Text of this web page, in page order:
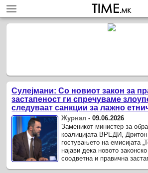
Сулејмани: Со новиот закон за
застапеност ги спречуваме
следуваат санкции за лажно
изјаснувањеЖурнал -09.06.2026
Заменикот министер за
коалицијата ВРЕДИ,
гостувањето на емисијата
најави дека новото
соодветна и правична